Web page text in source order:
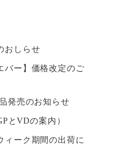
おしらせ
バー】価格改定のご
発売のお知らせ
とVDの案内）
ィーク期間の出荷に